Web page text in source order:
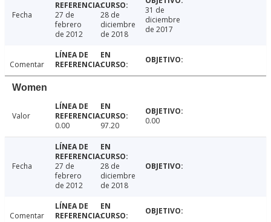
Fecha
27 de
febrero
de 2012
28 de
diciembre
de 2018
31 de
diciembre
de 2017
Comentar
Women
Valor
0.00
97.20 0.00
Fecha
27 de
febrero
de 2012
28 de
diciembre
de 2018
Comentar